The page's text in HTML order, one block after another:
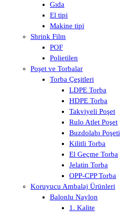
Gıda
El tipi
Makine tipi
Shrink Film
POF
Polietilen
Poşet ve Torbalar
Torba Çeşitleri
LDPE Torba
HDPE Torba
Takviyeli Poşet
Rulo Atlet Poşet
Buzdolabı Poşeti
Kilitli Torba
El Geçme Torba
Jelatin Torba
OPP-CPP Torba
Koruyucu Ambalaj Ürünleri
Balonlu Naylon
1. Kalite